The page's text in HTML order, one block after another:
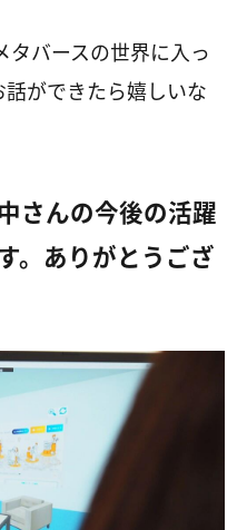
タバースの世界に入っ
ができたら嬉しいな
さんの今後の活躍
。ありがとうござ